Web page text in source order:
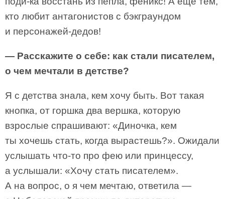
кто любит антагонистов с бэкграундом
и персонажей-дедов!
— Расскажите о себе: как стали писателем,
о чем мечтали в детстве?
Я с детства знала, кем хочу быть. Вот такая
кнопка, от горшка два вершка, которую
взрослые спрашивают: «Диночка, кем
ты хочешь стать, когда вырастешь?». Ожидали
услышать что-то про фею или принцессу,
а услышали: «Хочу стать писателем».
А на вопрос, о я чем мечтаю, ответила —